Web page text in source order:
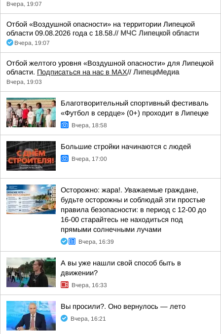
Вчера, 19:07
Отбой «Воздушной опасности» на территории Липецкой
области 09.08.2026 года с 18.58.// МЧС Липецкой области
Вчера, 19:07
Отбой желтого уровня «Воздушной опасности» для Липецкой
области. Подписаться на нас в МАХ// ЛипецкМедиа
Вчера, 19:03
Благотворительный спортивный фестиваль
«Футбол в сердце» (0+) проходит в Липецке
Вчера, 18:58
Большие стройки начинаются с людей
Вчера, 17:00
Осторожно: жара!. Уважаемые граждане,
будьте осторожны и соблюдай эти простые
правила безопасности: в период с 12-00 до
16-00 старайтесь не находиться под
прямыми солнечными лучами
Вчера, 16:39
А вы уже нашли свой способ быть в
движении?
Вчера, 16:33
Вы просили?. Оно вернулось — лето
Вчера, 16:21